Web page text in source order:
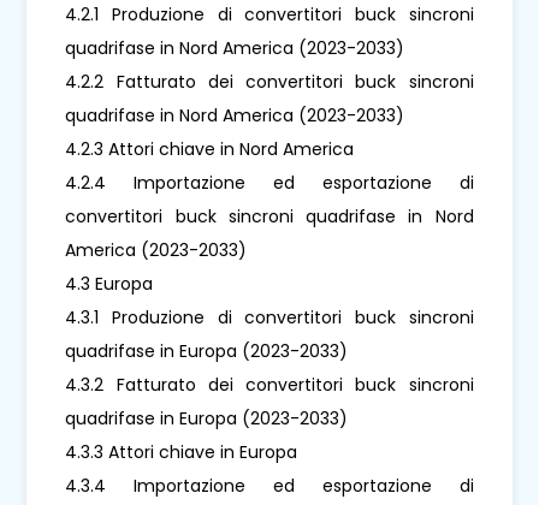
4.2.1 Produzione di convertitori buck sincroni
quadrifase in Nord America (2023-2033)
4.2.2 Fatturato dei convertitori buck sincroni
quadrifase in Nord America (2023-2033)
4.2.3 Attori chiave in Nord America
4.2.4 Importazione ed esportazione di
convertitori buck sincroni quadrifase in Nord
America (2023-2033)
4.3 Europa
4.3.1 Produzione di convertitori buck sincroni
quadrifase in Europa (2023-2033)
4.3.2 Fatturato dei convertitori buck sincroni
quadrifase in Europa (2023-2033)
4.3.3 Attori chiave in Europa
4.3.4 Importazione ed esportazione di